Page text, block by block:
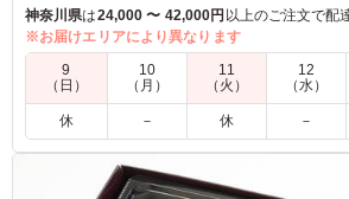
リアンだけを使ったこの上ない贅沢な仕上
列店【成蔵】のとんかつを存分にお召し上
※とんかつの断面がピンク色に見えますが
理を行っておりますのでご安心してお召し
す。
ブリストル・マイヤーズ スクイ
神奈川県は24,000 〜 42,000円 以上のご注文で配
※お届けエリアにより異なります
9
（日）
10
（月）
11
（火）
12
（水）
休 － 休 －